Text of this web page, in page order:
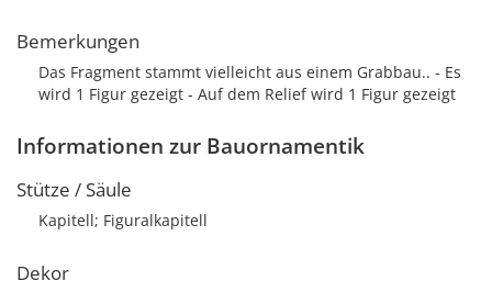
Bemerkungen
Das Fragment stammt vielleicht aus einem Grabbau.. - Es
wird 1 Figur gezeigt - Auf dem Relief wird 1 Figur gezeigt
Informationen zur Bauornamentik
Stütze / Säule
Kapitell; Figuralkapitell
Dekor